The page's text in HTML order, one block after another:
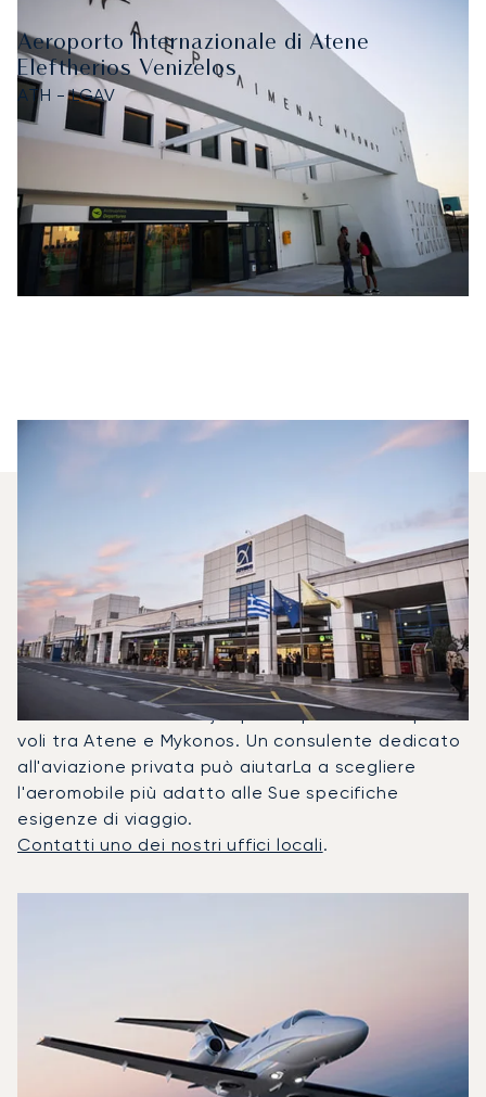
Aeroporto Internazionale di Atene
Eleftherios Venizelos
ATH - LGAV
Quali Jet Privati Vengono
Noleggiati Più
Frequentemente Tra Mykonos
E Atene?
Nel 2025, il Citation Mustang, il Citation Bravo e il
PC-12 NG sono stati i jet privati più utilizzati per i
voli tra Atene e Mykonos. Un consulente dedicato
all'aviazione privata può aiutarLa a scegliere
l'aeromobile più adatto alle Sue specifiche
esigenze di viaggio.
Contatti uno dei nostri uffici locali.